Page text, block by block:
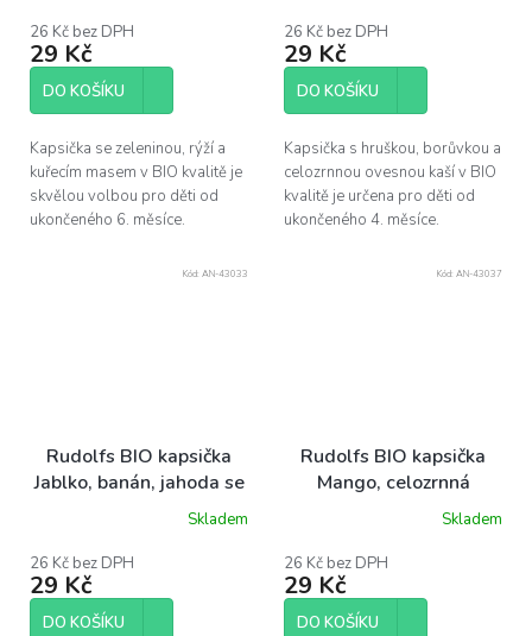
26 Kč bez DPH
29 Kč
DO KOŠÍKU
Kapsička se zeleninou, rýží a
kuřecím masem v BIO kvalitě je
skvělou volbou pro děti od
ukončeného 6. měsíce.
26 Kč bez DPH
29 Kč
DO KOŠÍKU
Kapsička s hruškou, borůvkou a
celozrnnou ovesnou kaší v BIO
kvalitě je určena pro děti od
ukončeného 4. měsíce.
Rudolfs BIO kapsička
Jablko, banán, jahoda se
smetanou, 110 gSkladem
26 Kč bez DPH
29 Kč
DO KOŠÍKU
Kód: AN-43033
Rudolfs BIO kapsička
Mango, celozrnná
ovesná kaše, 110 g
Skladem
26 Kč bez DPH
29 Kč
DO KOŠÍKU
Kód: AN-43037